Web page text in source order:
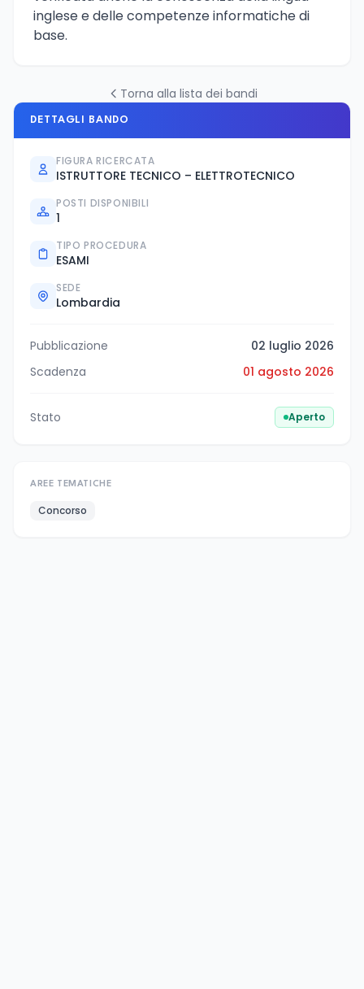
inglese e delle competenze informatiche di
base.
Torna alla lista dei bandi
DETTAGLI BANDO
FIGURA RICERCATA
ISTRUTTORE TECNICO – ELETTROTECNICO
POSTI DISPONIBILI
1
TIPO PROCEDURA
ESAMI
SEDE
Lombardia
Pubblicazione
02 luglio 2026
Scadenza
01 agosto 2026
Stato Aperto
AREE TEMATICHE
Concorso